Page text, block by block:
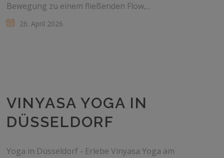
Bewegung zu einem fließenden Flow,...
26. April 2026
VINYASA YOGA IN
DÜSSELDORF
Yoga in Düsseldorf - Erlebe Vinyasa Yoga am